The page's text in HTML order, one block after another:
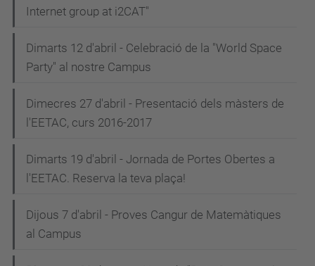
Internet group at i2CAT"
Dimarts 12 d'abril - Celebració de la "World Space
Party" al nostre Campus
Dimecres 27 d'abril - Presentació dels màsters de
l'EETAC, curs 2016-2017
Dimarts 19 d'abril - Jornada de Portes Obertes a
l'EETAC. Reserva la teva plaça!
Dijous 7 d'abril - Proves Cangur de Matemàtiques
al Campus